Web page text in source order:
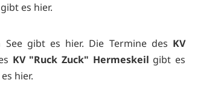
gibt es hier.
See gibt es hier. Die Termine des KV
KV "Ruck Zuck" Hermeskeil gibt es
hier.